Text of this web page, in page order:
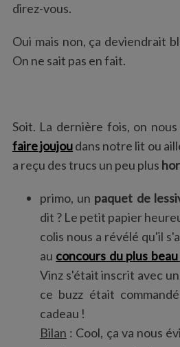
direz-vous.
Oui mais non, ça deviendrait
On ne sait pas en fait.
Soit. La dernière fois, on
faire joujoudans notre lit ou
a reçu des trucs un peu plus
primo, un paquet de
dit ? Le petit papier
colis nous a révélé qu'il
au concours du plus
Vinz s'était inscrit avec un
ce buzz était
cadeau !
Bilan : Cool, ça va nous